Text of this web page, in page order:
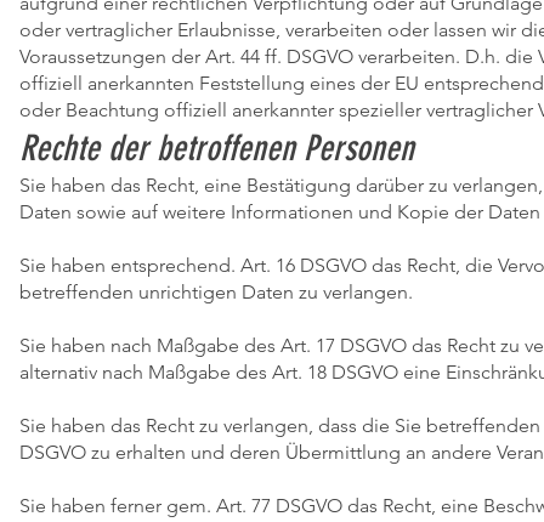
oder vertraglicher Erlaubnisse, verarbeiten oder lassen wir
Voraussetzungen der Art. 44 ff. DSGVO verarbeiten. D.h.
offiziell anerkannten Feststellung eines der EU
oder Beachtung offiziell anerkannter spezieller
Rechte der betroffenen Personen
Sie haben das Recht, eine Bestätigung darüber zu
Daten sowie auf weitere Informationen und Kopie der
Sie haben entsprechend. Art. 16 DSGVO das Recht, die
betreffenden unrichtigen Daten zu verlangen.
Sie haben nach Maßgabe des Art. 17 DSGVO das Recht
alternativ nach Maßgabe des Art. 18 DSGVO eine
Sie haben das Recht zu verlangen, dass die Sie
DSGVO zu erhalten und deren Übermittlung an andere
Sie haben ferner gem. Art. 77 DSGVO das Recht, eine